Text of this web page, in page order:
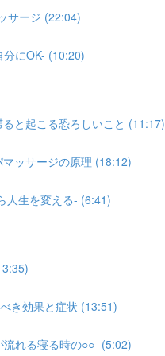
サージ (22:04)
分にOK- (10:20)
と起こる恐ろしいこと (11:17)
ッサージの原理 (18:12)
人生を変える- (6:41)
き効果と症状 (13:51)
れる寝る時の○○- (5:02)